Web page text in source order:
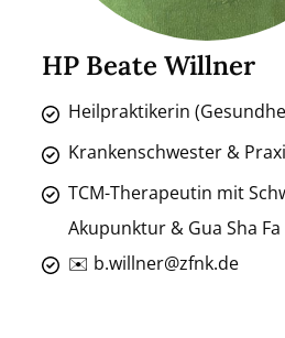
HP Beate Willner
Heilpraktikerin
Krankenschwester &
TCM-Therapeutin mit
Akupunktur & Gua Sha Fa
✉️ b.willner@zfnk.de